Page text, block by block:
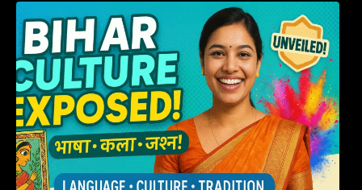
हम बिहारवासी: भाषाओं व संस्कृतियों की धरोहर “हमारा
बिहार”